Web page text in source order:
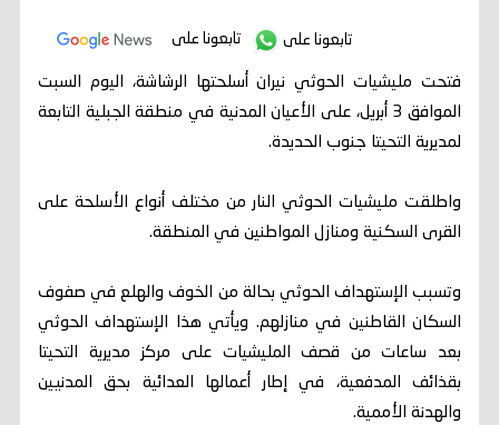
تابعونا على تابعونا على
فتحت مليشيات الحوثي نيران أسلحتها الرشاشة، اليوم السبت
الموافق 3 أبريل، على الأعيان المدنية في منطقة الجبلية التابعة
لمديرية التحيتا جنوب الحديدة.
واطلقت مليشيات الحوثي النار من مختلف أنواع الأسلحة على
القرى السكنية ومنازل المواطنين في المنطقة.
وتسبب الإستهداف الحوثي بحالة من الخوف والهلع في صفوف
السكان القاطنين في منازلهم. ويأتي هذا الإستهداف الحوثي
بعد ساعات من قصف المليشيات على مركز مديرية التحيتا
بقذائف المدفعية، في إطار أعمالها العدائية بحق المدنيين
والهدنة الأممية.